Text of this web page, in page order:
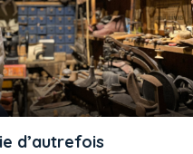
d’autrefois